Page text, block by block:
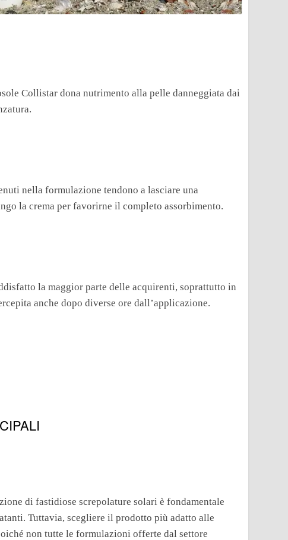
Collistar dona nutrimento alla pelle danneggiata dai
nella formulazione tendono a lasciare una
la crema per favorirne il completo assorbimento.
la maggior parte delle acquirenti, soprattutto in
anche dopo diverse ore dall’applicazione.
di fastidiose screpolature solari è fondamentale
Tuttavia, scegliere il prodotto più adatto alle
non tutte le formulazioni offerte dal settore